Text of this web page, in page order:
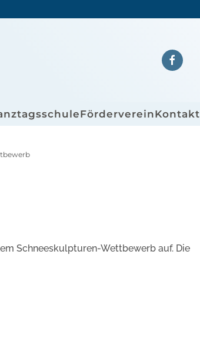
FördervereinKontakt
Schneeskulpturen-Wettbewerb auf. Die